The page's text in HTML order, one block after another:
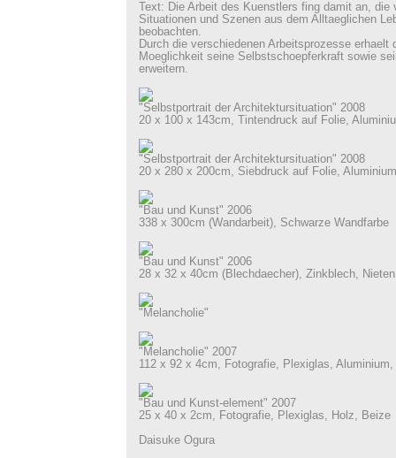
Text: Die Arbeit des Kuenstlers fing damit an, die
Situationen und Szenen aus dem Alltaeglichen
beobachten.
Durch die verschiedenen Arbeitsprozesse erhaelt
Moeglichkeit seine Selbstschoepferkraft sowie
erweitern.
"Selbstportrait der Architektursituation" 2008
20 x 100 x 143cm, Tintendruck auf Folie,
"Selbstportrait der Architektursituation" 2008
20 x 280 x 200cm, Siebdruck auf Folie,
"Bau und Kunst" 2006
338 x 300cm (Wandarbeit), Schwarze
"Bau und Kunst" 2006
28 x 32 x 40cm (Blechdaecher), Zinkblech,
"Melancholie"
"Melancholie" 2007
112 x 92 x 4cm, Fotografie, Plexiglas, Aluminium,
"Bau und Kunst-element" 2007
25 x 40 x 2cm, Fotografie, Plexiglas, Holz, Beize
Daisuke Ogura